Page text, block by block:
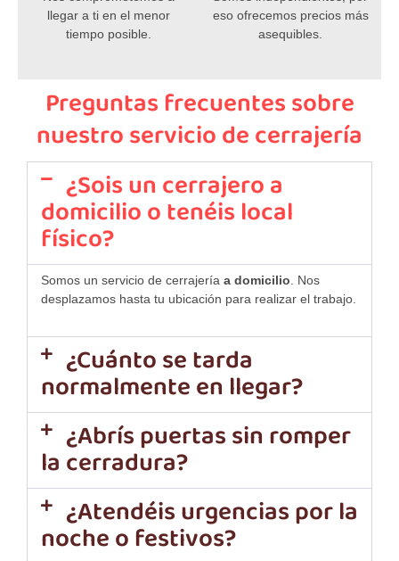
llegar a ti en el menor
tiempo posible.
eso ofrecemos precios más
asequibles.
Preguntas frecuentes sobre
nuestro servicio de cerrajería
¿Sois un cerrajero a
domicilio o tenéis local
físico?
Somos un servicio de cerrajería a domicilio . Nos
desplazamos hasta tu ubicación para realizar el trabajo.
¿Cuánto se tarda
normalmente en llegar?
¿Abrís puertas sin romper
la cerradura?
¿Atendéis urgencias por la
noche o festivos?